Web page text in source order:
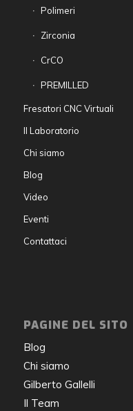
Polimeri
Zirconia
CrCO
PREMILLED
Fresatori CNC Virtuali
Il Laboratorio
Chi siamo
Blog
Video
Eventi
Contattaci
PAGINE DEL SITO
Blog
Chi siamo
Gilberto Gallelli
Il Team